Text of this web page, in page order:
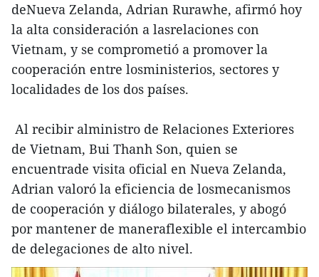
deNueva Zelanda, Adrian Rurawhe, afirmó hoy
la alta consideración a lasrelaciones con
Vietnam, y se comprometió a promover la
cooperación entre losministerios, sectores y
localidades de los dos países.
Al recibir alministro de Relaciones Exteriores
de Vietnam, Bui Thanh Son, quien se
encuentrade visita oficial en Nueva Zelanda,
Adrian valoró la eficiencia de losmecanismos
de cooperación y diálogo bilaterales, y abogó
por mantener de maneraflexible el intercambio
de delegaciones de alto nivel.